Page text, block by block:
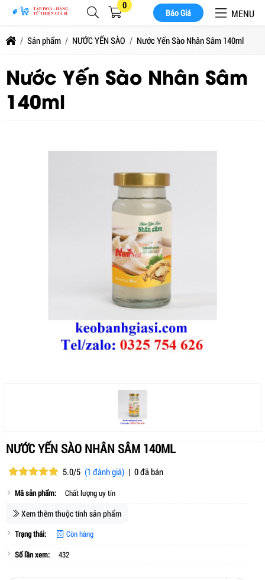
0
Báo Giá MENU
Sản phẩm NƯỚC YẾN SÀO Nước Yến Sào Nhân Sâm 140ml
Nước Yến Sào Nhân Sâm
140ml
NƯỚC YẾN SÀO NHÂN SÂM 140ML
5.0/5 (1 đánh giá) | 0 đã bán
Mã sản phẩm: Chất lượng uy tín
Xem thêm thuộc tính sản phẩm
Trạng thái:
Còn hàng
Số lần xem:
432